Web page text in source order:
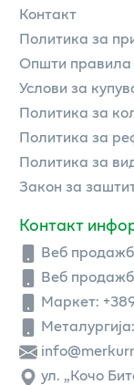
Контакт
Политика за
Општи правила
Услови за
Политика за
Политика за
Политика за
Закон за
Контакт
Веб
Веб
Маркет:
ул. „Кочо